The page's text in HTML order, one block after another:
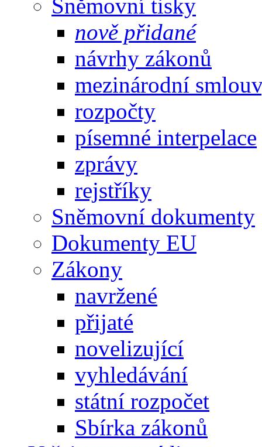
Sněmovní tisky
nově přidané
návrhy zákonů
mezinárodní
rozpočty
písemné interpelace
zprávy
rejstříky
Sněmovní dokumenty
Dokumenty EU
Zákony
navržené
přijaté
novelizující
vyhledávání
státní rozpočet
Sbírka zákonů